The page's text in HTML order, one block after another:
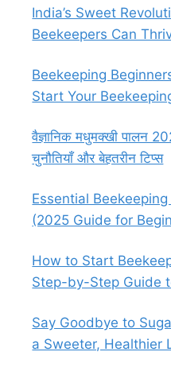
India’s Sweet
Beekeepers Can
Beekeeping
Start Your
वैज्ञानिक मधुमक्खी पालन
चुनौतियाँ और बेहतरीन टिप्स
Essential
(2025 Guide for
How to Start
Step-by-Step Guide
Say Goodbye to
a Sweeter, Healthier